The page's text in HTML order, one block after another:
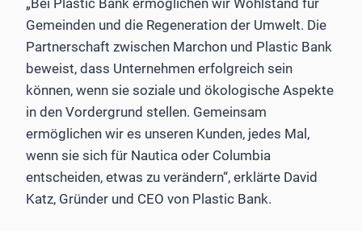
Gemeinden und die Regeneration der Umwelt. Die
Partnerschaft zwischen Marchon und Plastic Bank
beweist, dass Unternehmen erfolgreich sein
können, wenn sie soziale und ökologische Aspekte
in den Vordergrund stellen. Gemeinsam
ermöglichen wir es unseren Kunden, jedes Mal,
wenn sie sich für Nautica oder Columbia
entscheiden, etwas zu verändern“, erklärte David
Katz, Gründer und CEO von Plastic Bank.